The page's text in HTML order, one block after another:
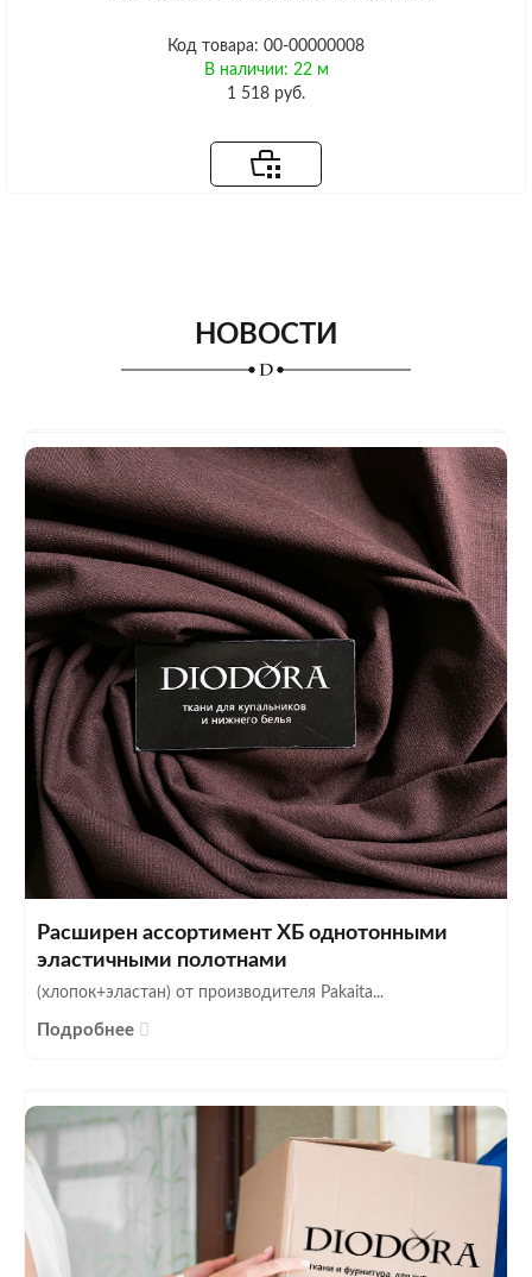
Код товара: 00-00000008
В наличии: 22 м
1 518 руб.
НОВОСТИ
Расширен ассортимент ХБ однотонными
эластичными полотнами
(хлопок+эластан) от производителя Pakaita...
Подробнее